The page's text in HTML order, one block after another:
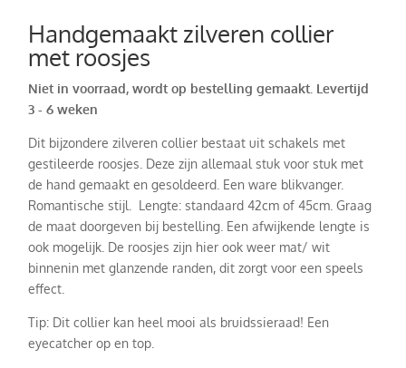
Handgemaakt zilveren collier
met roosjes
Niet in voorraad, wordt op bestelling gemaakt. Levertijd
3 - 6 weken
Dit bijzondere zilveren collier bestaat uit schakels met
gestileerde roosjes. Deze zijn allemaal stuk voor stuk met
de hand gemaakt en gesoldeerd. Een ware blikvanger.
Romantische stijl. Lengte: standaard 42cm of 45cm. Graag
de maat doorgeven bij bestelling. Een afwijkende lengte is
ook mogelijk. De roosjes zijn hier ook weer mat/ wit
binnenin met glanzende randen, dit zorgt voor een speels
effect.
Tip: Dit collier kan heel mooi als bruidssieraad! Een
eyecatcher op en top.